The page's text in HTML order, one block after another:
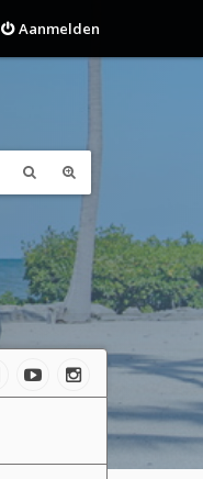
Aanmelden